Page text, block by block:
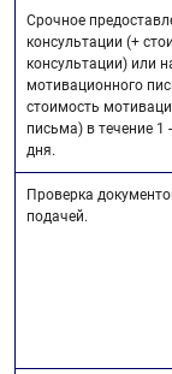
Срочное
консультации (+
консультации) или
мотивационного
стоимость
письма) в течение 1
дня.
Проверка
подачей.